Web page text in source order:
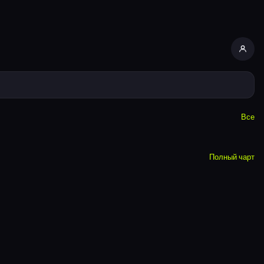
Все
Полный чарт